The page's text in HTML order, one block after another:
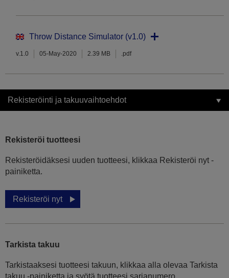
Throw Distance Simulator (v1.0)
v.1.0 05-May-2020 2.39 MB .pdf
Rekisteröinti ja takuuvaihtoehdot
Rekisteröi tuotteesi
Rekisteröidäksesi uuden tuotteesi, klikkaa Rekisteröi nyt -
painiketta.
Rekisteröi nyt
Tarkista takuu
Tarkistaaksesi tuotteesi takuun, klikkaa alla olevaa Tarkista